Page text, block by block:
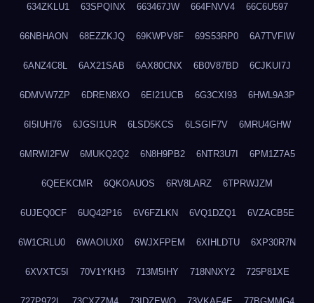
634ZKLU1 63SPQINX 663467JW 664FNVV4 66C6U597
66NBHAON 68EZZKJQ 69KWPV8F 69S53RP0 6A7TVFIW
6ANZ4C8L 6AX21SAB 6AX80CNX 6B0V87BD 6CJKUI7J
6DMVW7ZP 6DREN8XO 6EI21UCB 6G3CXI93 6HWL9A3P
6I5IUH76 6JGSI1UR 6LSD5KCS 6LSGIF7V 6MRU4GHW
6MRWI2FW 6MUKQ2Q2 6N8H9PB2 6NTR3U7I 6PM1Z7A5
6QEEKCMR 6QKOAUOS 6RV8LARZ 6TPRWJZM
6UJEQ0CF 6UQ42P16 6V6FZLKN 6VQ1DZQ1 6VZACB5E
6W1CRLU0 6WAOIUX0 6WJXFPEM 6XIHLDTU 6XP30R7N
6XVXTC5I 70V1YKH3 713M5IHY 718NNXY2 725P81XE